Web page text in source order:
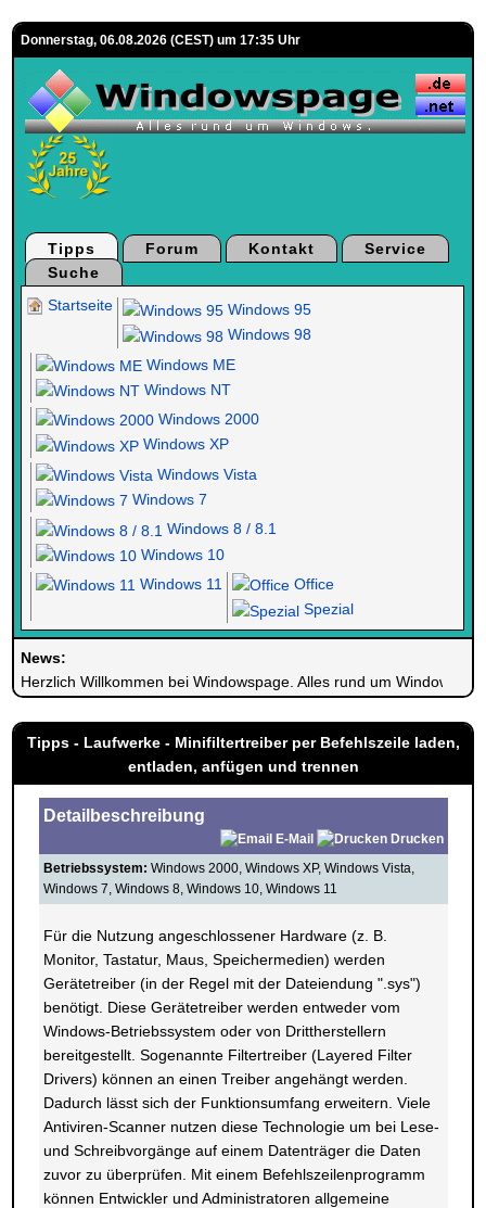
Donnerstag, 06.08.2026 (CEST) um 17:35 Uhr
Tipps Forum Kontakt
Service
Suche
Startseite
Windows 95
Windows 98
Windows ME
Windows NT
Windows 2000
Windows XP
Windows Vista
Windows 7
Windows 8 / 8.1
Windows 10
Windows 11
Office
Spezial
News:
Herzlich Willkommen bei Windowspage. Alles rund um Windows.
Tipps - Laufwerke - Minifiltertreiber per Befehlszeile laden,
entladen, anfügen und trennen
Detailbeschreibung
E-Mail
Drucken
Betriebssystem: Windows 2000, Windows XP, Windows Vista,
Windows 7, Windows 8, Windows 10, Windows 11
Für die Nutzung angeschlossener Hardware (z. B.
Monitor, Tastatur, Maus, Speichermedien) werden
Gerätetreiber (in der Regel mit der Dateiendung ".sys")
benötigt. Diese Gerätetreiber werden entweder vom
Windows-Betriebssystem oder von Drittherstellern
bereitgestellt. Sogenannte Filtertreiber (Layered Filter
Drivers) können an einen Treiber angehängt werden.
Dadurch lässt sich der Funktionsumfang erweitern. Viele
Antiviren-Scanner nutzen diese Technologie um bei Lese-
und Schreibvorgänge auf einem Datenträger die Daten
zuvor zu überprüfen. Mit einem Befehlszeilenprogramm
können Entwickler und Administratoren allgemeine